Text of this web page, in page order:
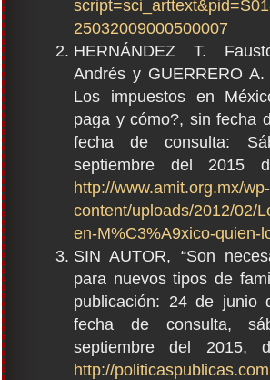
25032009000500007
HERNÁNDEZ T.
Andrés y GUERRERO A.
Los impuestos en
paga y cómo?, sin fecha
fecha de consulta:
septiembre del 2015
http://www.amit.org.mx/wp-
content/uploads/2012/02/
en-M%C3%A9xico-quien-
SIN AUTOR, “Son
para nuevos tipos de
publicación: 24 de junio
fecha de consulta,
septiembre del 2015,
http://